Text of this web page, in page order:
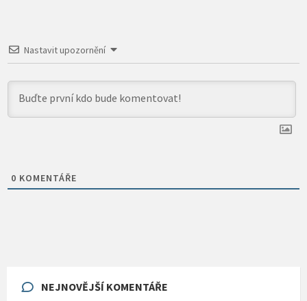
Nastavit upozornění
0 KOMENTÁŘE
NEJNOVĚJŠÍ KOMENTÁŘE